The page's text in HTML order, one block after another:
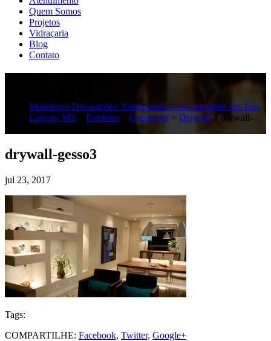
Quem Somos
Projetos
Vidraçaria
Blog
Contato
Madeforro Decorações: Valorizando o seu ambiente em Três
Lagoas, MS
Portfolio Comercial > Drywall > drywall-
drywall-gesso3
jul 23, 2017
Tags:
COMPARTILHE: Facebook, Twitter, Google+